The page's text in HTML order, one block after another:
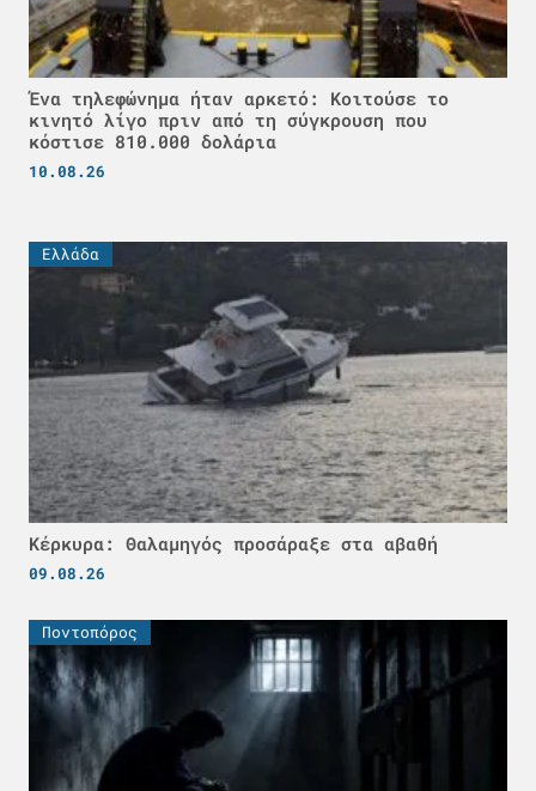
Ένα τηλεφώνημα ήταν αρκετό: Κοιτούσε το
κινητό λίγο πριν από τη σύγκρουση που
κόστισε 810.000 δολάρια
10.08.26
Ελλάδα
Κέρκυρα: Θαλαμηγός προσάραξε στα αβαθή
09.08.26
Ποντοπόρος